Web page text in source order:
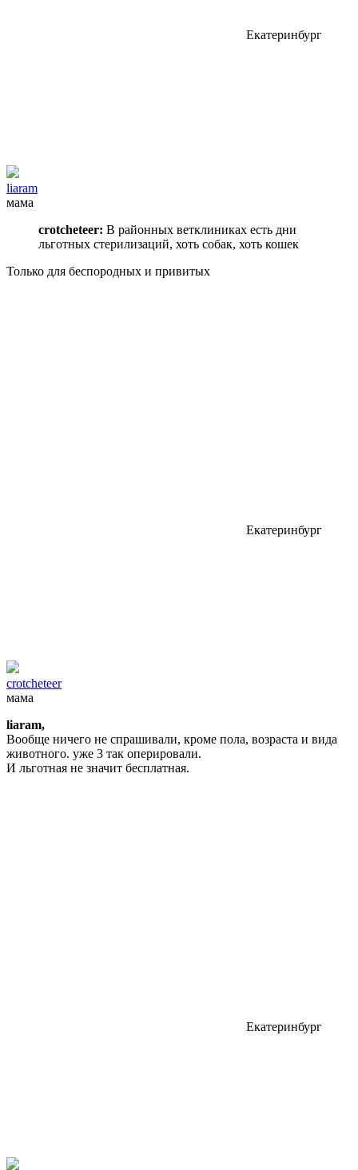
Екатеринбург
liaram
мама
crotcheteer: В районных ветклиниках есть дни
льготных стерилизаций, хоть собак, хоть кошек
Только для беспородных и привитых
Екатеринбург
crotcheteer
мама
liaram,
Вообще ничего не спрашивали, кроме пола, возраста и вида
животного. уже 3 так оперировали.
И льготная не значит бесплатная.
Екатеринбург